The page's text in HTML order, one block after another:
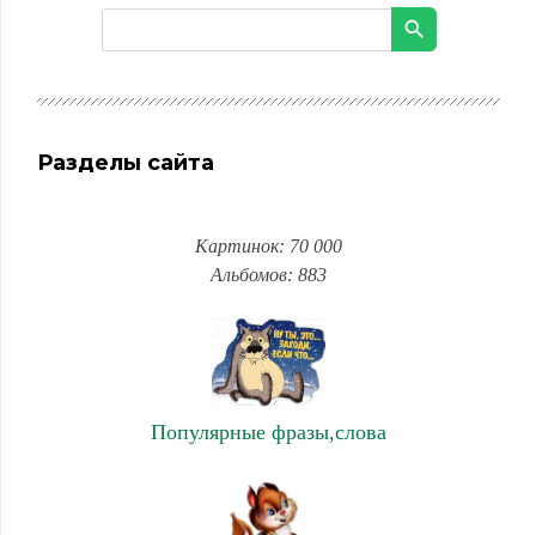
Разделы сайта
Картинок: 70 000
Альбомов: 883
Популярные фразы,слова